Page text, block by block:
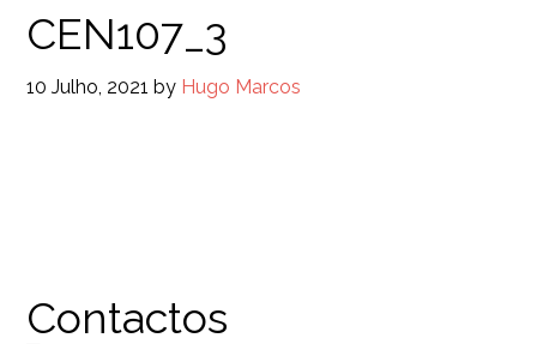
CEN107_3
10 Julho, 2021 by Hugo Marcos
Contactos